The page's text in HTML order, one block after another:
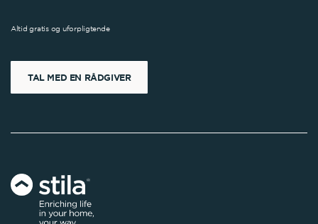
Altid gratis og uforpligtende
TAL MED EN RÅDGIVER